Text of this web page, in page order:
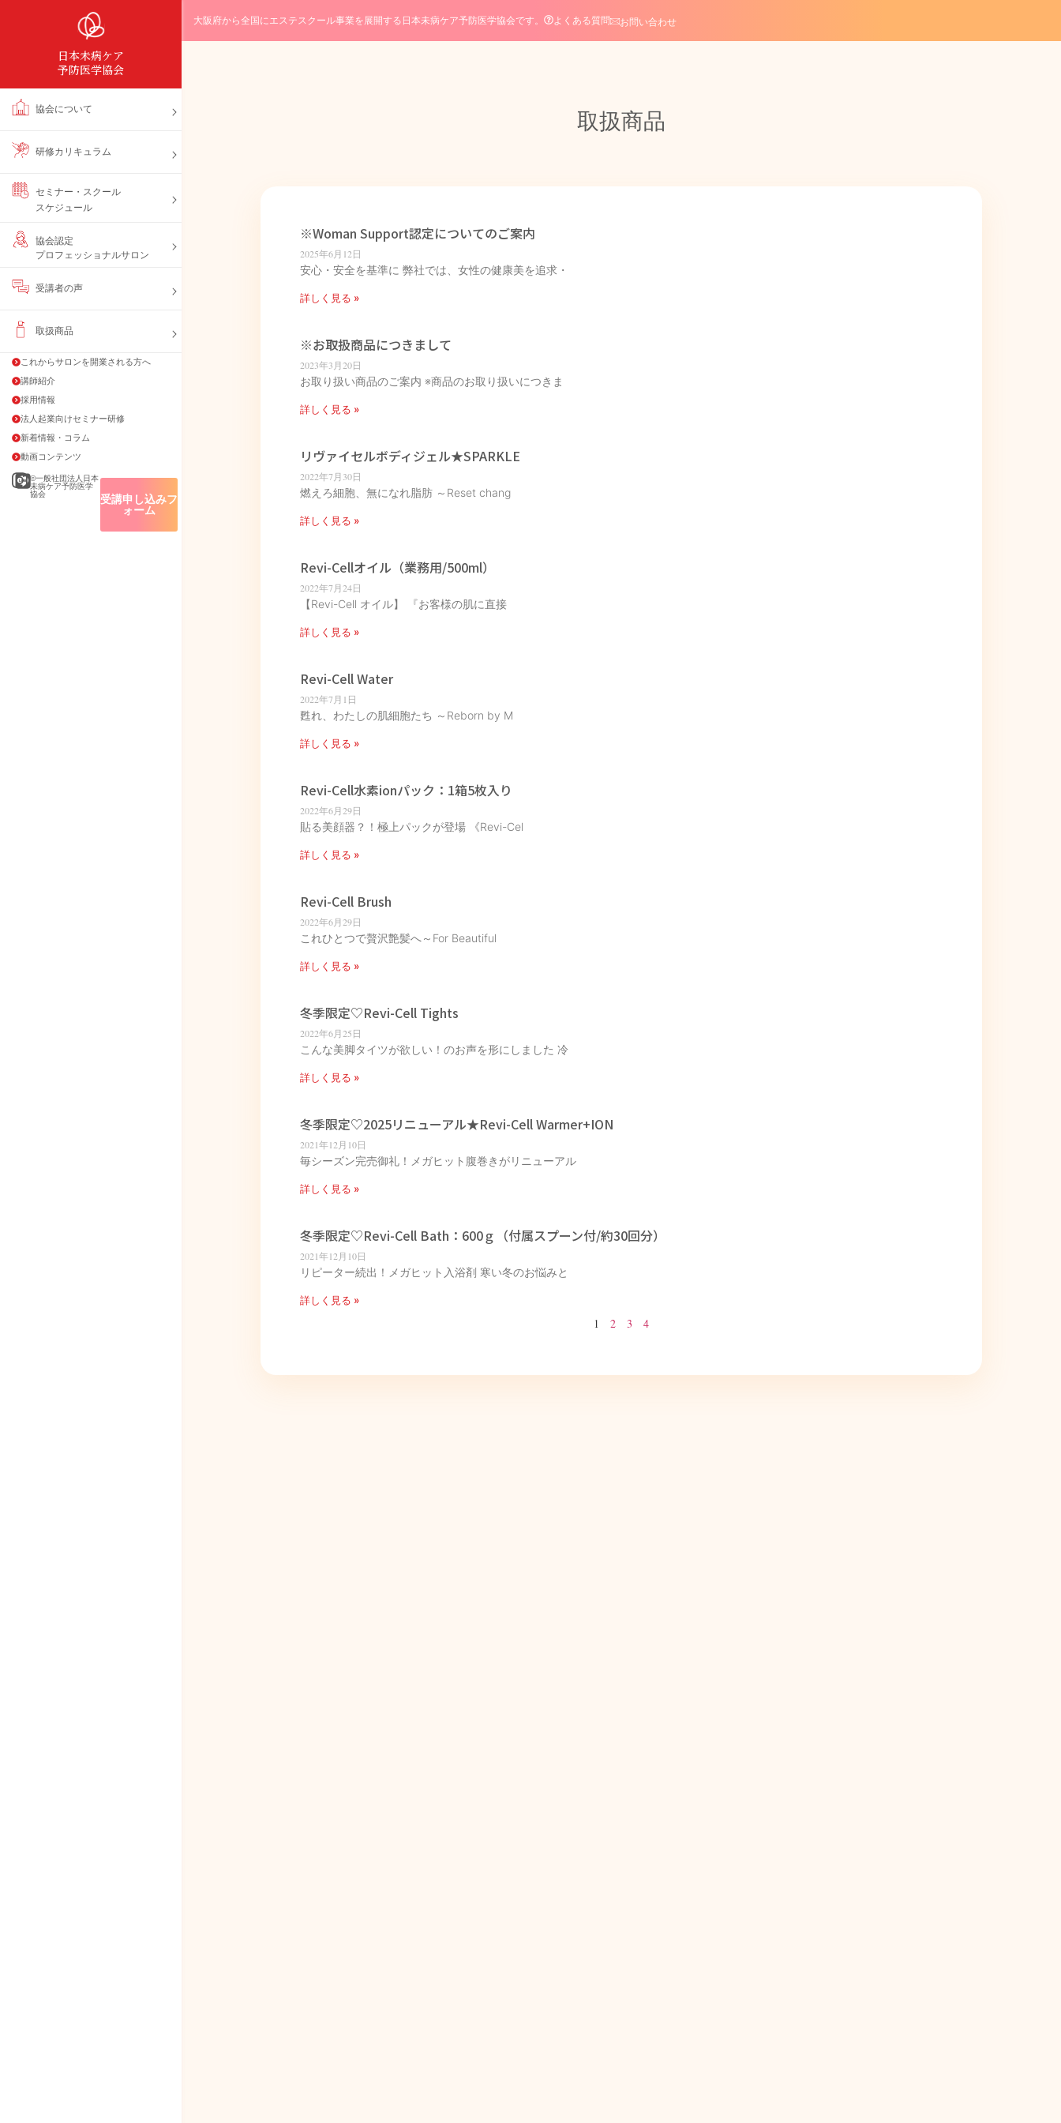
日本未病ケア
予防医学協会
協会について
研修カリキュラム
セミナー・スクール
スケジュール
協会認定
プロフェッショナルサロン
受講者の声
取扱商品
これからサロンを開業される方へ
講師紹介
採用情報
法人起業向けセミナー研修
新着情報・コラム
動画コンテンツ
©一般社団法人日本
未病ケア予防医学
協会
受講申し込みフ
ォーム
大阪府から全国にエステスクール事業を展開する日本未病ケア予防医学協会です。 よくある質問 お問い合わせ
取扱商品
※Woman Support認定についてのご案内
2025年6月12日
安心・安全を基準に 弊社では、女性の健康美を追求・
詳しく見る »
※お取扱商品につきまして
2023年3月20日
お取り扱い商品のご案内 ※商品のお取り扱いにつきま
詳しく見る »
リヴァイセルボディジェル★SPARKLE
2022年7月30日
燃えろ細胞、無になれ脂肪 ～Reset chang
詳しく見る »
Revi-Cellオイル（業務用/500ml）
2022年7月24日
【Revi-Cell オイル】 『お客様の肌に直接
詳しく見る »
Revi-Cell Water
2022年7月1日
甦れ、わたしの肌細胞たち ～Reborn by M
詳しく見る »
Revi-Cell水素ionパック：1箱5枚入り
2022年6月29日
貼る美顔器？！極上パックが登場 《Revi-Cel
詳しく見る »
Revi-Cell Brush
2022年6月29日
これひとつで贅沢艶髪へ～For Beautiful
詳しく見る »
冬季限定♡Revi-Cell Tights
2022年6月25日
こんな美脚タイツが欲しい！のお声を形にしました 冷
詳しく見る »
冬季限定♡2025リニューアル★Revi-Cell Warmer+ION
2021年12月10日
毎シーズン完売御礼！メガヒット腹巻きがリニューアル
詳しく見る »
冬季限定♡Revi-Cell Bath：600ｇ（付属スプーン付/約30回分）
2021年12月10日
リピーター続出！メガヒット入浴剤 寒い冬のお悩みと
詳しく見る »
1 2 3 4